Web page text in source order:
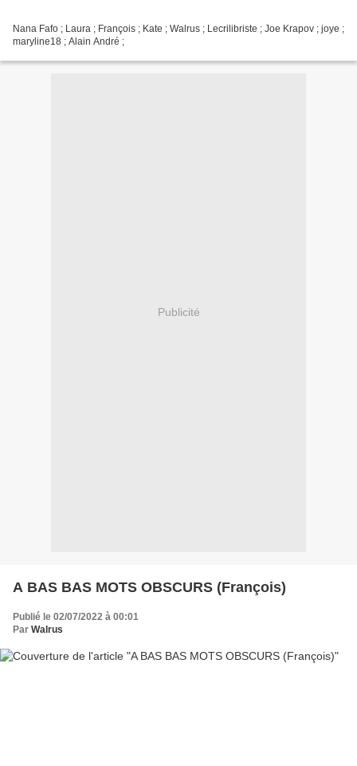
Nana Fafo ; Laura ; François ; Kate ; Walrus ; Lecrilibriste ; Joe Krapov ; joye ;
maryline18 ; Alain André ;
Publicité
A BAS BAS MOTS OBSCURS (François)
Publié le 02/07/2022 à 00:01
Par Walrus